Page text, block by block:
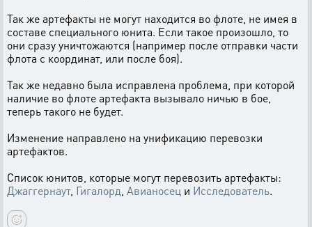
Так же артефакты не могут находится во флоте, не имея в
составе специального юнита. Если такое произошло, то
они сразу уничтожаются (например после отправки части
флота с координат, или после боя).
Так же недавно была исправлена проблема, при которой
наличие во флоте артефакта вызывало ничью в бое,
теперь такого не будет.
Изменение направлено на унификацию перевозки
артефактов.
Список юнитов, которые могут перевозить артефакты:
Джаггернаут, Гигалорд Авианосец и Исследователь.